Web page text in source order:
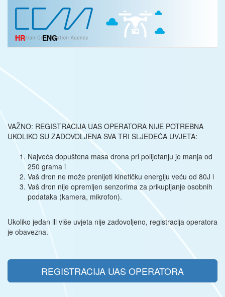
HR ENG
VAŽNO: REGISTRACIJA UAS OPERATORA NIJE POTREBNA
UKOLIKO SU ZADOVOLJENA SVA TRI SLJEDEĆA UVJETA:
Najveća dopuštena masa drona pri polijetanju je manja od
250 grama i
Vaš dron ne može prenijeti kinetičku energiju veću od 80J i
Vaš dron nije opremljen senzorima za prikupljanje osobnih
podataka (kamera, mikrofon).
Ukoliko jedan ili više uvjeta nije zadovoljeno, registracija operatora
je obavezna.
REGISTRACIJA UAS OPERATORA